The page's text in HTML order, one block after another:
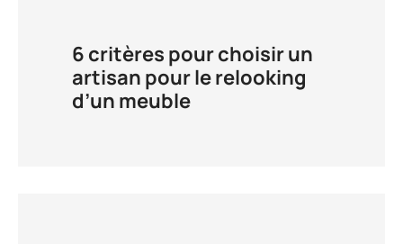
6 critères pour choisir un
artisan pour le relooking
d’un meuble